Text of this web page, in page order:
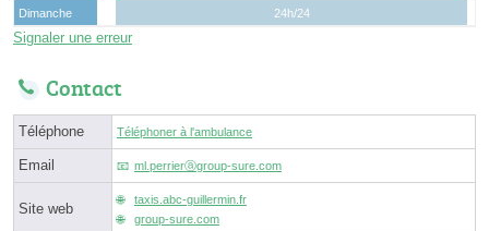
Dimanche
24h/24
Signaler une erreur
Contact
Téléphone Téléphoner à l'ambulance
Email ml.perrierⓐgroup-sure.com
Site web
taxis.abc-guillermin.fr
group-sure.com